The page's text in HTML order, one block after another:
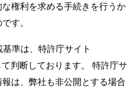
権利を求める手続きを行うか
す。
準は、特許庁サイト
判断しております。 特許庁サ
は、弊社も非公開とする場合